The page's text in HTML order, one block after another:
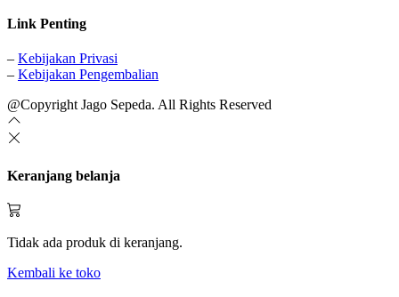
Link Penting
– Kebijakan Privasi
– Kebijakan Pengembalian
@Copyright Jago Sepeda. All Rights Reserved
Keranjang belanja
Tidak ada produk di keranjang.
Kembali ke toko